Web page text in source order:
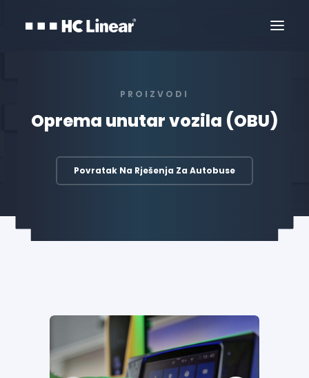
PROIZVODI
Oprema unutar vozila (OBU)
Povratak Na Rješenja Za Autobuse